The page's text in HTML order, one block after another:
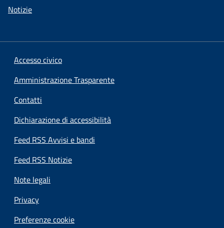
Notizie
Accesso civico
Amministrazione Trasparente
Contatti
Dichiarazione di accessibilità
Feed RSS Avvisi e bandi
Feed RSS Notizie
Note legali
Privacy
Preferenze cookie